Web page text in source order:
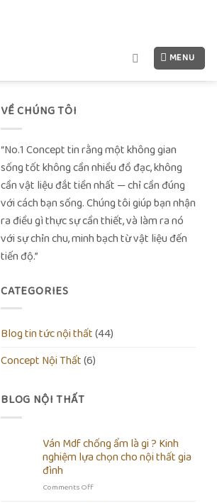
MENU
VỀ CHÚNG TÔI
“No.1 Concept tin rằng một không gian
sống tốt không cần nhiều đồ đạc, không
cần vật liệu đắt tiền nhất — chỉ cần đúng
với cách bạn sống. Chúng tôi giúp bạn nhận
ra điều gì thực sự cần thiết, và làm ra nó
với sự chỉn chu, minh bạch từ vật liệu đến
tiến độ.”
CATEGORIES
Blog tin tức nội thất(44)
Concept Nội Thất(6)
BLOG NỘI THẤT
Ván Mdf chống ẩm là gi ? Kinh
nghiệm lựa chọn cho nội thất gia
đình
Comments Offon